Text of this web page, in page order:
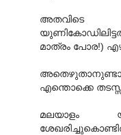
അതവിടെ
മാത്രം പോര!)
എന്തൊക്കെ
മലയാളം